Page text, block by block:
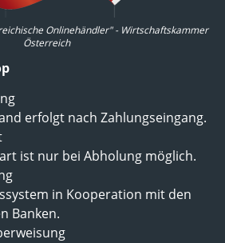
Onlinehändler" - Wirtschaftskammer
Österreich
erfolgt nach Zahlungseingang.
ist nur bei Abholung möglich.
in Kooperation mit den
Banken.